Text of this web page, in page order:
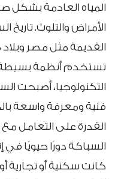
المياه العادمة بشكل
الأمراض والتلوث. تاريخ
القديمة مثل مصر
تستخدم أنظمة بسيطة
التكنولوجيا، أصبحت
فنية ومعرفة واسعة
القدرة على التعامل مع
السباكة دورًا حيويًا في
كانت سكنية أو تجارية